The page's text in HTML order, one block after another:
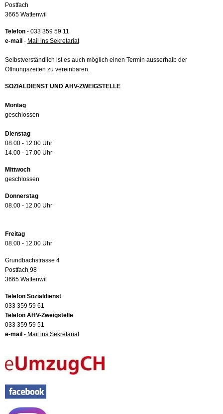
Postfach
3665 Wattenwil
Telefon - 033 359 59 11
e-mail - Mail ins Sekretariat
Selbstverständlich ist es auch möglich einen Termin ausserhalb der
Öffnungszeiten zu vereinbaren.
SOZIALDIENST UND AHV-ZWEIGSTELLE
Montag
geschlossen
Dienstag
08.00 - 12.00 Uhr
14.00 - 17.00 Uhr
Mittwoch
geschlossen
Donnerstag
08.00 - 12.00 Uhr
Freitag
08.00 - 12.00 Uhr
Grundbachstrasse 4
Postfach 98
3665 Wattenwil
Telefon Sozialdienst
033 359 59 61
Telefon AHV-Zweigstelle
033 359 59 51
e-mail - Mail ins Sekretariat